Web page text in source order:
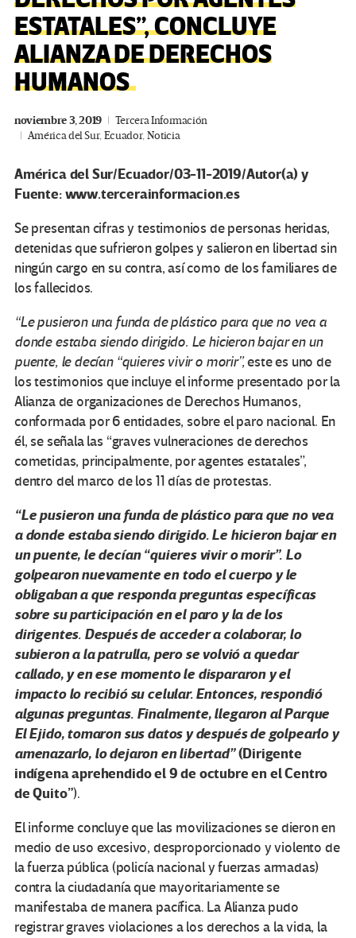
ESTATALES”, CONCLUYE
ALIANZA DE DERECHOS
HUMANOS
noviembre 3, 2019
Tercera Información
América del Sur,Ecuador,Noticia
América del Sur/Ecuador/03-11-2019/Autor(a) y
Fuente: www.tercerainformacion.es
Se presentan cifras y testimonios de personas heridas,
detenidas que sufrieron golpes y salieron en libertad sin
ningún cargo en su contra, así como de los familiares de
los fallecidos.
“Le pusieron una funda de plástico para que no vea a
donde estaba siendo dirigido. Le hicieron bajar en un
puente, le decían “quieres vivir o morir”,este es uno de
los testimonios que incluye el informe presentado por la
Alianza de organizaciones de Derechos Humanos,
conformada por 6 entidades, sobre el paro nacional. En
él, se señala las “graves vulneraciones de derechos
cometidas, principalmente, por agentes estatales”,
dentro del marco de los 11 días de protestas.
“Le pusieron una funda de plástico para que no vea
a donde estaba siendo dirigido. Le hicieron bajar en
un puente, le decían “quieres vivir o morir”. Lo
golpearon nuevamente en todo el cuerpo y le
obligaban a que responda preguntas específicas
sobre su participación en el paro y la de los
dirigentes. Después de acceder a colaborar, lo
subieron a la patrulla, pero se volvió a quedar
callado, y en ese momento le dispararon y el
impacto lo recibió su celular. Entonces, respondió
algunas preguntas. Finalmente, llegaron al Parque
El Ejido, tomaron sus datos y después de golpearlo y
amenazarlo, lo dejaron en libertad”(Dirigente
indígena aprehendido el 9 de octubre en el Centro
de Quito”).
El informe concluye que las movilizaciones se dieron en
medio de uso excesivo, desproporcionado y violento de
la fuerza pública (policía nacional y fuerzas armadas)
contra la ciudadanía que mayoritariamente se
manifestaba de manera pacífica. La Alianza pudo
registrar graves violaciones a los derechos a la vida, la